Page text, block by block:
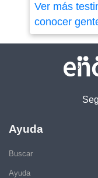
Ver más
conocer
Ayuda
Buscar
Ayuda